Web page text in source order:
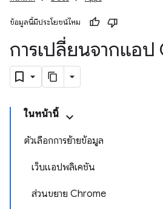
ข้อมูลนี้มีประโยชน์ไหม
การเปลี่ยนจากแอ
ในหน้านี้
ตัวเลือกการย้ายข้อมูล
เว็บแอปพลิเคชัน
ส่วนขยาย Chrome